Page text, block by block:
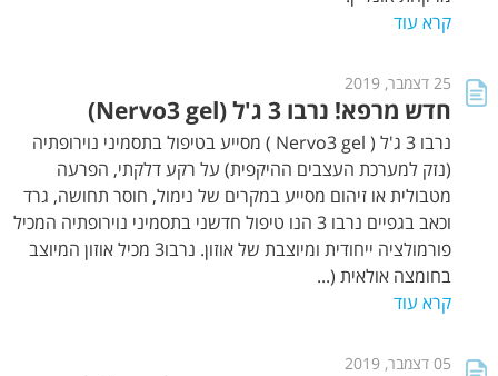
קרא עוד
25 דצמבר, 2019
חדש מרפא! נרבו 3 ג'ל (Nervo3 gel)
נרבו 3 ג'ל ( Nervo3 gel ) מסייע בטיפול בתסמיני נוירופתיה
(נזק למערכת העצבים ההיקפית) על רקע דלקתי, הפרעה
מטבולית או זיהום מסייע במקרים של נימול, חוסר תחושה, גרד
וכאב בגפיים נרבו 3 הנו טיפול חדשני בתסמיני נוירופתיה המכיל
פורמולציה ייחודית ומיוצבת של אוזון. נרבו3 מכיל אוזון המיוצב
בחומצה אולאית (...
קרא עוד
05 דצמבר, 2019